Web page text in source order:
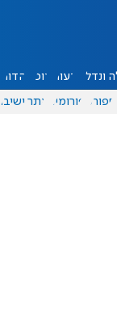
ונדל"ן דעות אוכל יהדות
ספורט פורומים אתר ישיבה